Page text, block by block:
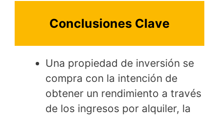
Conclusiones Clave
Una propiedad de inversión se
compra con la intención de
obtener un rendimiento a través
de los ingresos por alquiler, la